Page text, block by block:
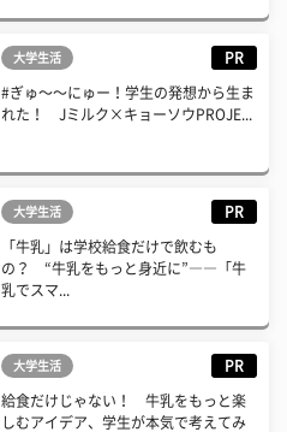
大学生活 PR
#ぎゅ〜〜にゅー！学生の発想から生ま
れた！ Jミルク×キョーソウPROJE...
大学生活 PR
「牛乳」は学校給食だけで飲むも
の？ “牛乳をもっと身近に”――「牛
乳でスマ...
大学生活 PR
給食だけじゃない！ 牛乳をもっと楽
しむアイデア、学生が本気で考えてみ